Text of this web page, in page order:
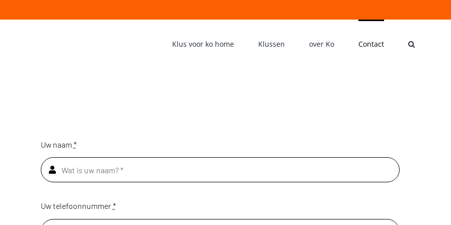
Klus voor ko home Klussen over Ko Contact
Uw naam *
Uw telefoonnummer*